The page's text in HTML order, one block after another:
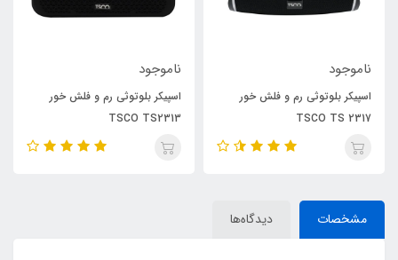
ناموجود
اسپیکر بلوتوثی رم و فلش خور
TSCO TS 2317
ناموجود
اسپیکر بلوتوثی رم و فلش خور
TSCO TS2313
مشخصات دیدگاه‌ها